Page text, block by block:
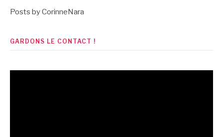
Posts by CorinneNara
GARDONS LE CONTACT !